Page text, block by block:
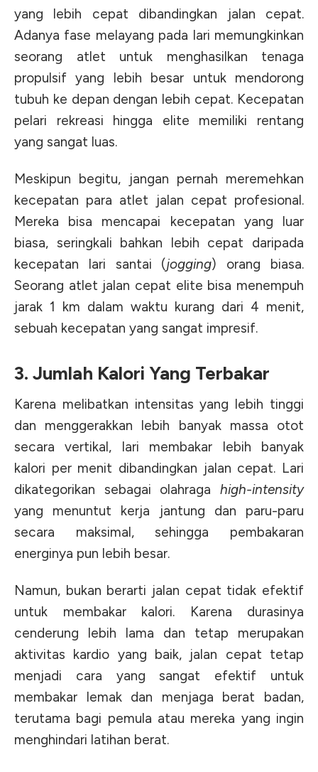
yang lebih cepat dibandingkan jalan cepat.
Adanya fase melayang pada lari memungkinkan
seorang atlet untuk menghasilkan tenaga
propulsif yang lebih besar untuk mendorong
tubuh ke depan dengan lebih cepat. Kecepatan
pelari rekreasi hingga elite memiliki rentang
yang sangat luas.
Meskipun begitu, jangan pernah meremehkan
kecepatan para atlet jalan cepat profesional.
Mereka bisa mencapai kecepatan yang luar
biasa, seringkali bahkan lebih cepat daripada
kecepatan lari santai (jogging) orang biasa.
Seorang atlet jalan cepat elite bisa menempuh
jarak 1 km dalam waktu kurang dari 4 menit,
sebuah kecepatan yang sangat impresif.
3. Jumlah Kalori Yang Terbakar
Karena melibatkan intensitas yang lebih tinggi
dan menggerakkan lebih banyak massa otot
secara vertikal, lari membakar lebih banyak
kalori per menit dibandingkan jalan cepat. Lari
dikategorikan sebagai olahraga high-intensity
yang menuntut kerja jantung dan paru-paru
secara maksimal, sehingga pembakaran
energinya pun lebih besar.
Namun, bukan berarti jalan cepat tidak efektif
untuk membakar kalori. Karena durasinya
cenderung lebih lama dan tetap merupakan
aktivitas kardio yang baik, jalan cepat tetap
menjadi cara yang sangat efektif untuk
membakar lemak dan menjaga berat badan,
terutama bagi pemula atau mereka yang ingin
menghindari latihan berat.